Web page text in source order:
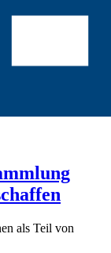
als Teil von